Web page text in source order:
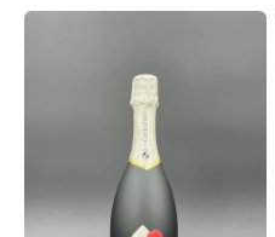
Isabella
Superiore
D.O.C.G.